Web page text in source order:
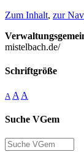
Zum Inhalt, zur
mistelbach.de/
Schriftgröße
A A A
Suche VGem